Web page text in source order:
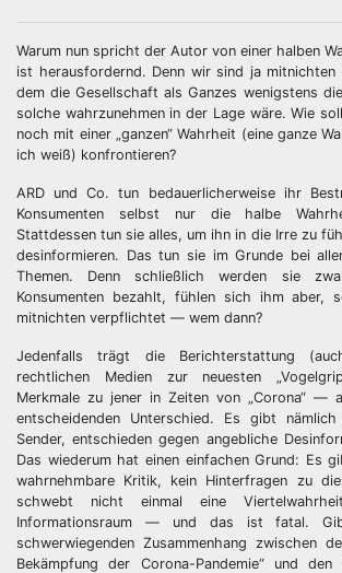
Warum nun spricht der Autor von einer halben
ist herausfordernd. Denn wir sind ja mitnichten
dem die Gesellschaft als Ganzes wenigstens
solche wahrzunehmen in der Lage wäre. Wie
noch mit einer „ganzen“ Wahrheit (eine ganze
ich weiß) konfrontieren?
ARD und Co. tun bedauerlicherweise ihr
Konsumenten selbst nur die halbe
Stattdessen tun sie alles, um ihn in die Irre zu
desinformieren. Das tun sie im Grunde bei
Themen. Denn schließlich werden sie
Konsumenten bezahlt, fühlen sich ihm aber,
mitnichten verpflichtet — wem dann?
Jedenfalls trägt die Berichterstattung
rechtlichen Medien zur neuesten
Merkmale zu jener in Zeiten von „Corona“ —
entscheidenden Unterschied. Es gibt
Sender, entschieden gegen angebliche
Das wiederum hat einen einfachen Grund: Es
wahrnehmbare Kritik, kein Hinterfragen zu
schwebt nicht einmal eine
Informationsraum — und das ist fatal.
schwerwiegenden Zusammenhang zwischen
Bekämpfung der Corona-Pandemie“ und den